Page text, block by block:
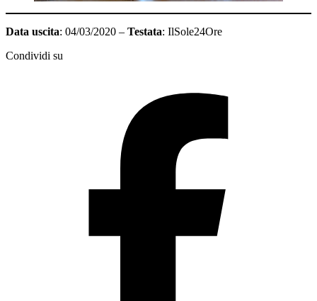
Data uscita: 04/03/2020 – Testata: IlSole24Ore
Condividi su